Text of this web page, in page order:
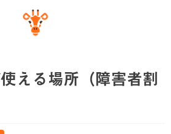
える場所（障害者割